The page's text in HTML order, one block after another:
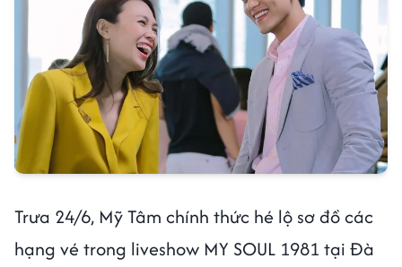
Trưa 24/6, Mỹ Tâm chính thức hé lộ sơ đồ các
hạng vé trong liveshow MY SOUL 1981 tại Đà